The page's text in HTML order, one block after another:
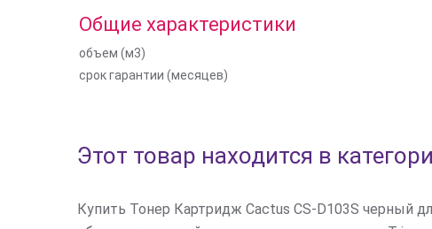
Общие характеристики
объем (м3)
срок гарантии (месяцев)
Этот товар находится в
Купить Тонер Картридж Cactus CS-D103S черный